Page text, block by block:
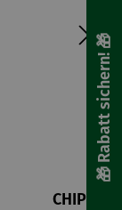
CHIP
🎁 Rabatt sichern! 🎁